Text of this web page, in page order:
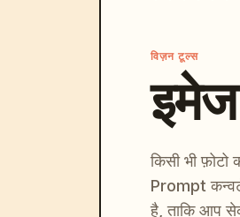
विज़न टूल्स
इमेज
किसी भी
Prompt
है, ताकि आप